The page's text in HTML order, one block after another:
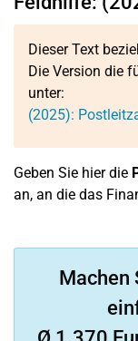
Dieser Text
Die Version die
unter:
(2025):
Geben Sie hier die
an, an die das
Machen